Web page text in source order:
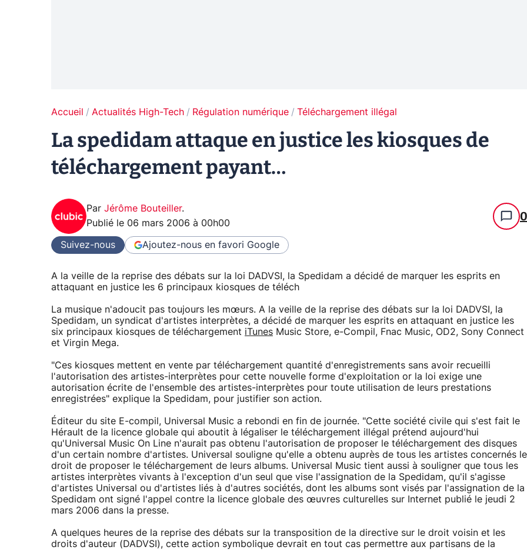
Accueil Actualités High-Tech Régulation numérique Téléchargement illégal
La spedidam attaque en justice les kiosques de
téléchargement payant…
Par Jérôme Bouteiller.
Publié le 06 mars 2006 à 00h00 0
Suivez-nous Ajoutez-nous en favori Google
A la veille de la reprise des débats sur la loi DADVSI, la Spedidam a décidé de marquer les esprits en
attaquant en justice les 6 principaux kiosques de téléch
La musique n'adoucit pas toujours les mœurs. A la veille de la reprise des débats sur la loi DADVSI, la
Spedidam, un syndicat d'artistes interprètes, a décidé de marquer les esprits en attaquant en justice les
six principaux kiosques de téléchargement iTunes Music Store, e-Compil, Fnac Music, OD2, Sony Connect
et Virgin Mega.
"Ces kiosques mettent en vente par téléchargement quantité d'enregistrements sans avoir recueilli
l'autorisation des artistes-interprètes pour cette nouvelle forme d'exploitation or la loi exige une
autorisation écrite de l'ensemble des artistes-interprètes pour toute utilisation de leurs prestations
enregistrées" explique la Spedidam, pour justifier son action.
Éditeur du site E-compil, Universal Music a rebondi en fin de journée. "Cette société civile qui s'est fait le
Hérault de la licence globale qui aboutit à légaliser le téléchargement illégal prétend aujourd'hui
qu'Universal Music On Line n'aurait pas obtenu l'autorisation de proposer le téléchargement des disques
d'un certain nombre d'artistes. Universal souligne qu'elle a obtenu auprès de tous les artistes concernés le
droit de proposer le téléchargement de leurs albums. Universal Music tient aussi à souligner que tous les
artistes interprètes vivants à l'exception d'un seul que vise l'assignation de la Spedidam, qu'il s'agisse
d'artistes Universal ou d'artistes liés à d'autres sociétés, dont les albums sont visés par l'assignation de la
Spedidam ont signé l'appel contre la licence globale des œuvres culturelles sur Internet publié le jeudi 2
mars 2006 dans la presse.
A quelques heures de la reprise des débats sur la transposition de la directive sur le droit voisin et les
droits d'auteur (DADVSI), cette action symbolique devrait en tout cas permettre aux partisans de la